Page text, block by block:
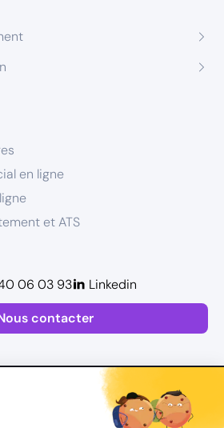
en ligne
et ATS
contacter
06 03 93 Linkedin